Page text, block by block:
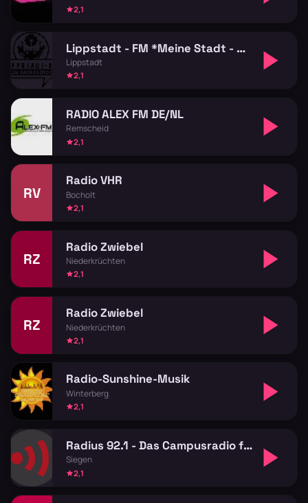
2,1
Lippstadt - FM *Meine Stadt - Meine Musik*
Lippstadt
2,1
RADIO ALEX FM DE/NL
Remscheid
2,1
RV
Radio VHR
Bocholt
2,1
RZ
Radio Zwiebel
Niederkrüchten
2,1
RZ
Radio Zwiebel
Niederkrüchten
2,1
Radio-Sunshine-Musik
Winterberg
2,1
Radius 92.1 - Das Campusradio für Siegen
Siegen
2,1